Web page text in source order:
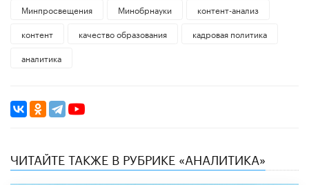
Минпросвещения
Минобрнауки
контент-анализ
контент
качество образования
кадровая политика
аналитика
ЧИТАЙТЕ ТАКЖЕ В РУБРИКЕ «АНАЛИТИКА»